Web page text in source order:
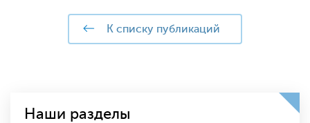
к списку публикаций
Наши разделы